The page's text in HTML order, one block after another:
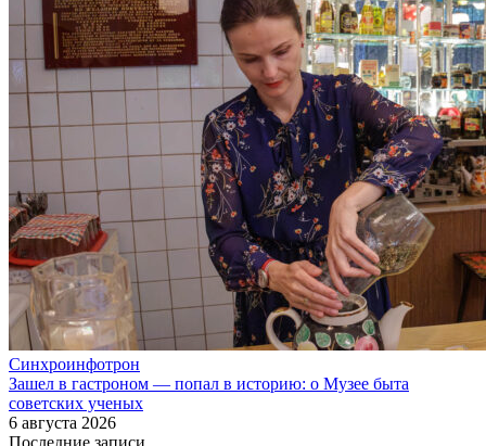
Синхроинфотрон
Зашел в гастроном — попал в историю: о Музее быта
советских ученых
6 августа 2026